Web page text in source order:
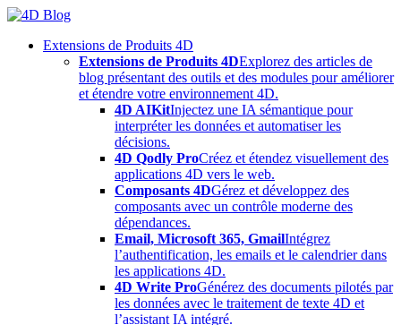
Skip
contentExtensions de Produits 4D
Extensions de Produits 4DExplorez des articles de
blog présentant des outils et des modules pour améliorer
et étendre votre environnement 4D.
4D AIKitInjectez une IA sémantique pour
interpréter les données et automatiser les
décisions.
4D Qodly ProCréez et étendez visuellement des
applications 4D vers le web.
Composants 4DGérez et développez des
composants avec un contrôle moderne des
dépendances.
Email, Microsoft 365, GmailIntégrez
l’authentification, les emails et le calendrier dans
les applications 4D.
4D Write ProGénérez des documents pilotés par
les données avec le traitement de texte 4D et
l’assistant IA intégré.